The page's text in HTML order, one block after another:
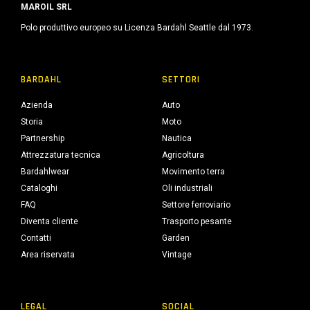
MAROIL SRL
Polo produttivo europeo su Licenza Bardahl Seattle dal 1973.
BARDAHL
Azienda
Storia
Partnership
Attrezzatura tecnica
Bardahlwear
Cataloghi
FAQ
Diventa cliente
Contatti
Area riservata
SETTORI
Auto
Moto
Nautica
Agricoltura
Movimento terra
Oli industriali
Settore ferroviario
Trasporto pesante
Garden
Vintage
LEGAL SOCIAL